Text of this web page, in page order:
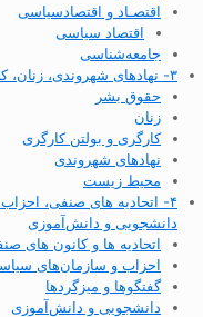
اقتصـاد و اقتصاد‌سیاسی
اقتصاد سیاسی
جامعه‌شناسی
۳- نهادهای شهروندی، زنان، کارگری، محیط زیست، و حقوق بشر
حقوق بشر
زنان
کارگری و بولتن کارگری
نهادهای شهروندی
محیط زیست
۴- اتحادیه های صنفی،
دانشجویی و دانش‌آموزی
اتحادیه ها و کانون های
احزاب و سازمان‌های
گفتگوها و میزگردها
دانشجویی و دانش‌آموزی